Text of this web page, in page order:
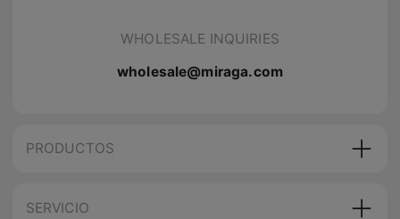
WHOLESALE INQUIRIES
wholesale@miraga.com
PRODUCTOS
SERVICIO